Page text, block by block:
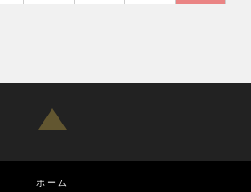
ホーム